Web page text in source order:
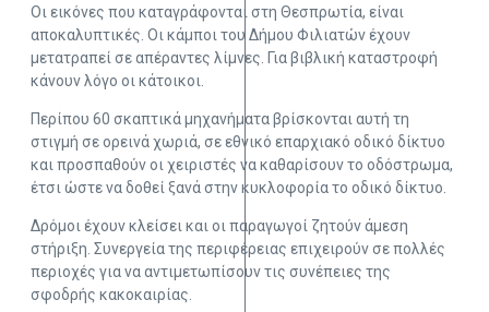
Οι εικόνες που καταγράφονται στη Θεσπρωτία, είναι
αποκαλυπτικές. Οι κάμποι του Δήμου Φιλιατών έχουν
μετατραπεί σε απέραντες λίμνες. Για βιβλική καταστροφή
κάνουν λόγο οι κάτοικοι.
Περίπου 60 σκαπτικά μηχανήματα βρίσκονται αυτή τη
στιγμή σε ορεινά χωριά, σε εθνικό επαρχιακό οδικό δίκτυο
και προσπαθούν οι χειριστές να καθαρίσουν το οδόστρωμα,
έτσι ώστε να δοθεί ξανά στην κυκλοφορία το οδικό δίκτυο.
Δρόμοι έχουν κλείσει και οι παραγωγοί ζητούν άμεση
στήριξη. Συνεργεία της περιφέρειας επιχειρούν σε πολλές
περιοχές για να αντιμετωπίσουν τις συνέπειες της
σφοδρής κακοκαιρίας.